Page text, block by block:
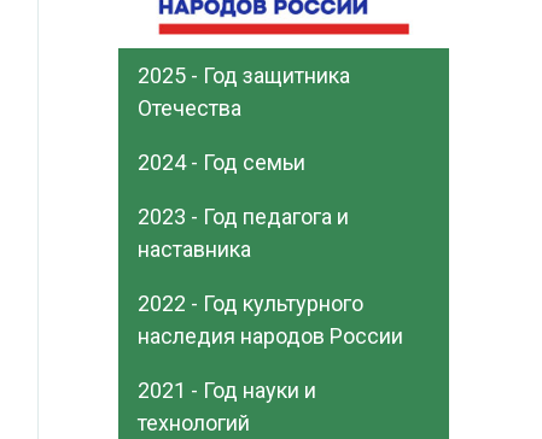
2025 - Год защитника
Отечества
2024 - Год семьи
2023 - Год педагога и
наставника
2022 - Год культурного
наследия народов России
2021 - Год науки и
технологий